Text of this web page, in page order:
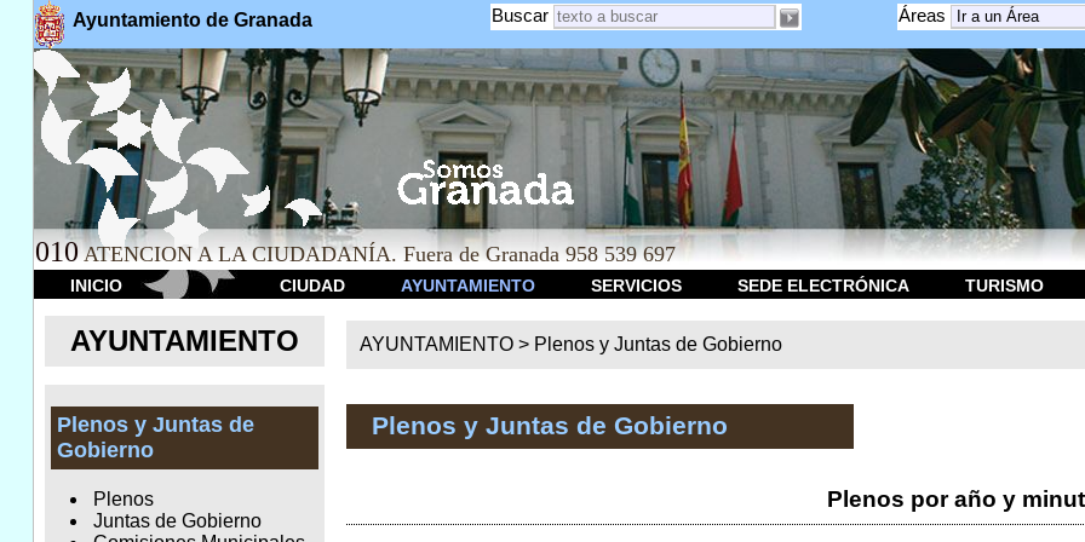
Ayuntamiento de Granada Áreas
Buscar
010 ATENCION A LA CIUDADANÍA. Fuera de Granada 958 539 697
INICIO CIUDAD AYUNTAMIENTO SERVICIOS SEDE ELECTRÓNICA TURISMO
AYUNTAMIENTO
Plenos y Juntas de
Gobierno
Plenos
Juntas de Gobierno
AYUNTAMIENTO > Plenos y Juntas de Gobierno
Plenos y Juntas de Gobierno
Plenos por año y